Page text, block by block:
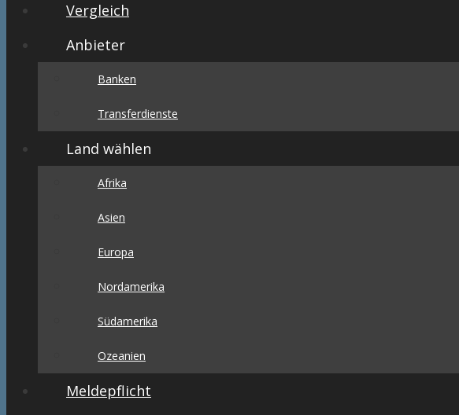
Vergleich
Anbieter
Banken
Transferdienste
Land wählen
Afrika
Asien
Europa
Nordamerika
Südamerika
Ozeanien
Meldepflicht